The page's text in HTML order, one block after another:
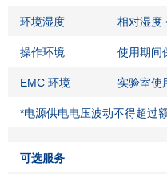
环境湿度 相对湿度
操作环境 使用期间
EMC 环境 实验室使
*电源供电电压波动不得超过
可选服务